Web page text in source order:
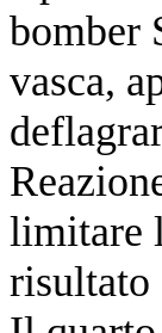
bomber
vasca,
limitare
risultato